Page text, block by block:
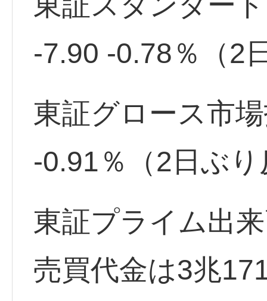
-7.90 -0.78％（2
東証グロース市
-0.91％（2日ぶり
東証プライム出
売買代金は3兆